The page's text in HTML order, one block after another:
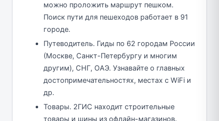
можно проложить маршрут пешком.
Поиск пути для пешеходов работает в 91
городе.
Путеводитель. Гиды по 62 городам России
(Москве, Санкт-Петербургу и многим
другим), СНГ, ОАЭ. Узнавайте о главных
достопримечательностях, местах с WiFi и
др.
Товары. 2ГИС находит строительные
товары и шины из офлайн-магазинов.